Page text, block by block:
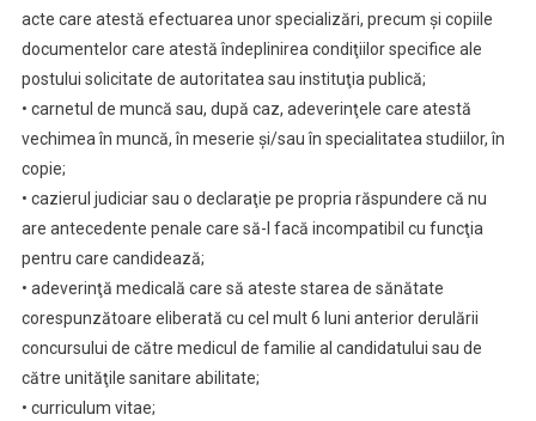
acte care atestă efectuarea unor specializări, precum şi copiile
documentelor care atestă îndeplinirea condiţiilor specifice ale
postului solicitate de autoritatea sau instituţia publică;
• carnetul de muncă sau, după caz, adeverinţele care atestă
vechimea în muncă, în meserie şi/sau în specialitatea studiilor, în
copie;
• cazierul judiciar sau o declaraţie pe propria răspundere că nu
are antecedente penale care să-l facă incompatibil cu funcţia
pentru care candidează;
• adeverinţă medicală care să ateste starea de sănătate
corespunzătoare eliberată cu cel mult 6 luni anterior derulării
concursului de către medicul de familie al candidatului sau de
către unităţile sanitare abilitate;
• curriculum vitae;